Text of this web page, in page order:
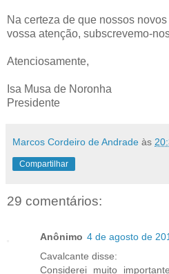
Na certeza de que nossos
vossa atenção, subscrevemo-
Atenciosamente,
Isa Musa de Noronha
Presidente
Marcos Cordeiro de Andrade às
Compartilhar
29 comentários:
Anônimo 4 de agosto de
Cavalcante disse:
Considerei muito